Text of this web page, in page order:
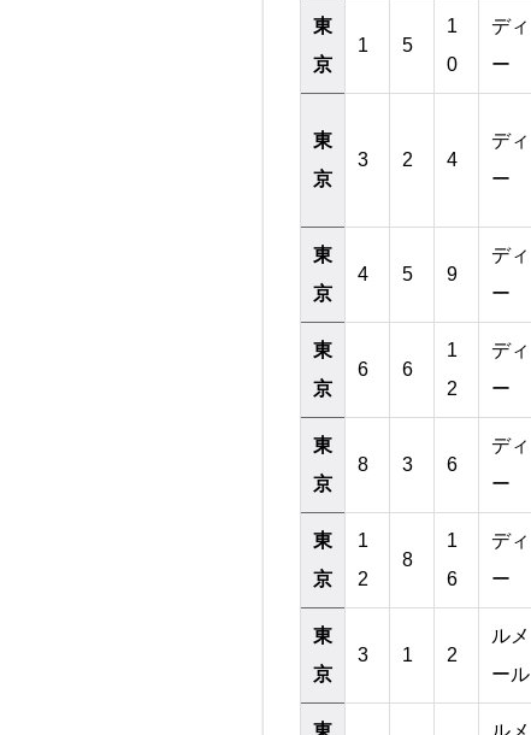
東
京
1 5
1
0
ディ
ー
東
京
3 2 4
ディ
ー
東
京
4 5 9
ディ
ー
東
京
6 6
1
2
ディ
ー
東
京
8 3 6
ディ
ー
東
京
1
2
8
1
6
ディ
ー
東
京
3 1 2
ルメ
ール
東
ルメ